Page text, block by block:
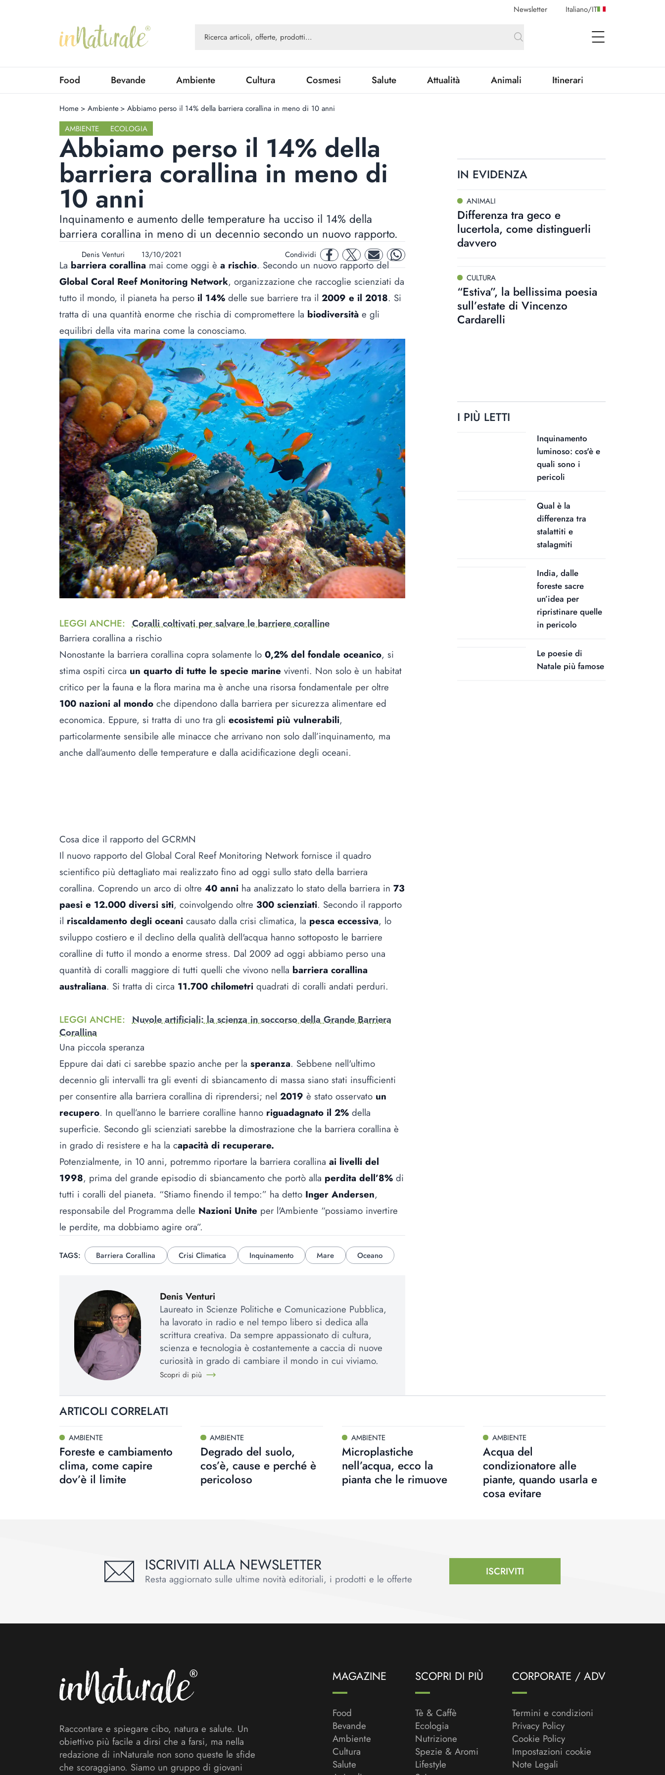
Newsletter Italiano/IT
open Menu
Food Bevande Ambiente Cultura Cosmesi Salute Attualità Animali Itinerari
Home > Ambiente > Abbiamo perso il 14% della barriera corallina in meno di 10 anni
AMBIENTE
ECOLOGIA
Abbiamo perso il 14% della
barriera corallina in meno di
10 anni
Inquinamento e aumento delle temperature ha ucciso il 14% della
barriera corallina in meno di un decennio secondo un nuovo rapporto.
Denis Venturi 13/10/2021 Condividi facebooktwitter mail whatsapp
Labarriera corallinamai come oggi èa rischio. Secondo un nuovo rapporto del
Global Coral Reef Monitoring Network, organizzazione che raccoglie scienziati da
tutto il mondo, il pianeta ha perso il 14% delle sue barriere tra il 2009 e il 2018. Si
tratta di una quantità enorme che rischia di compromettere la biodiversità e gli
equilibri della vita marina come la conosciamo.
LEGGI ANCHE: Coralli coltivati per salvare le barriere coralline
Barriera corallina a rischio
Nonostante la barriera corallina copra solamente lo 0,2% del fondale oceanico, si
stima ospiti circa un quarto di tutte le specie marine viventi. Non solo è un habitat
critico per la fauna e la flora marina ma è anche una risorsa fondamentale per oltre
100 nazioni al mondo che dipendono dalla barriera per sicurezza alimentare ed
economica. Eppure, si tratta di uno tra gli ecosistemi più vulnerabili,
particolarmente sensibile alle minacce che arrivano non solo dall’inquinamento, ma
anche dall’aumento delle temperature e dalla acidificazione degli oceani.
Cosa dice il rapporto del GCRMN
Il nuovo rapporto del Global Coral Reef Monitoring Network fornisce il quadro
scientifico più dettagliato mai realizzato fino ad oggi sullo stato della barriera
corallina. Coprendo un arco di oltre 40 anni ha analizzato lo stato della barriera in 73
paesi e 12.000 diversi siti, coinvolgendo oltre 300 scienziati. Secondo il rapporto
il riscaldamento degli oceani causato dalla crisi climatica, la pesca eccessiva, lo
sviluppo costiero e il declino della qualità dell'acqua hanno sottoposto le barriere
coralline di tutto il mondo a enorme stress. Dal 2009 ad oggi abbiamo perso una
quantità di coralli maggiore di tutti quelli che vivono nella barriera corallina
australiana. Si tratta di circa 11.700 chilometri quadrati di coralli andati perduri.
LEGGI ANCHE: Nuvole artificiali: la scienza in soccorso della Grande Barriera
Corallina
Una piccola speranza
Eppure dai dati ci sarebbe spazio anche per la speranza. Sebbene nell'ultimo
decennio gli intervalli tra gli eventi di sbiancamento di massa siano stati insufficienti
per consentire alla barriera corallina di riprendersi; nel 2019 è stato osservato un
recupero. In quell’anno le barriere coralline hanno riguadagnato il 2% della
superficie. Secondo gli scienziati sarebbe la dimostrazione che la barriera corallina è
in grado di resistere e ha la capacità di recuperare.
Potenzialmente, in 10 anni, potremmo riportare la barriera corallina ai livelli del
1998, prima del grande episodio di sbiancamento che portò alla perdita dell’8% di
tutti i coralli del pianeta. “Stiamo finendo il tempo:” ha detto Inger Andersen,
responsabile del Programma delle Nazioni Unite per l'Ambiente “possiamo invertire
le perdite, ma dobbiamo agire ora”.
TAGS: Barriera Corallina Crisi Climatica Inquinamento Mare Oceano
Denis Venturi
Laureato in Scienze Politiche e Comunicazione Pubblica,
ha lavorato in radio e nel tempo libero si dedica alla
scrittura creativa. Da sempre appassionato di cultura,
scienza e tecnologia è costantemente a caccia di nuove
curiosità in grado di cambiare il mondo in cui viviamo.
Scopri di più
IN EVIDENZA
ANIMALI
Differenza tra geco e
lucertola, come distinguerli
davvero
CULTURA
“Estiva”, la bellissima poesia
sull’estate di Vincenzo
Cardarelli
I PIÙ LETTI
Inquinamento
luminoso: cos'è e
quali sono i
pericoli
Qual è la
differenza tra
stalattiti e
stalagmiti
India, dalle
foreste sacre
un’idea per
ripristinare quelle
in pericolo
Le poesie di
Natale più famose
ARTICOLI CORRELATI
AMBIENTE
Foreste e cambiamento
clima, come capire
dov’è il limite
AMBIENTE
Degrado del suolo,
cos’è, cause e perché è
pericoloso
AMBIENTE
Microplastiche
nell’acqua, ecco la
pianta che le rimuove
AMBIENTE
Acqua del
condizionatore alle
piante, quando usarla e
cosa evitare
ISCRIVITI ALLA NEWSLETTER
Resta aggiornato sulle ultime novità editoriali, i prodotti e le offerte
ISCRIVITI
Raccontare e spiegare cibo, natura e salute. Un
obiettivo più facile a dirsi che a farsi, ma nella
redazione di inNaturale non sono queste le sfide
che scoraggiano. Siamo un gruppo di giovani
MAGAZINE
Food
Bevande
Ambiente
Cultura
Salute
SCOPRI DI PIÙ
Tè & Caffè
Ecologia
Nutrizione
Spezie & Aromi
Lifestyle
CORPORATE / ADV
Termini e condizioni
Privacy Policy
Cookie Policy
Impostazioni cookie
Note Legali